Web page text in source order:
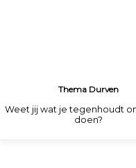
Thema Durven
Weet jij wat je tegenhoudt
doen?